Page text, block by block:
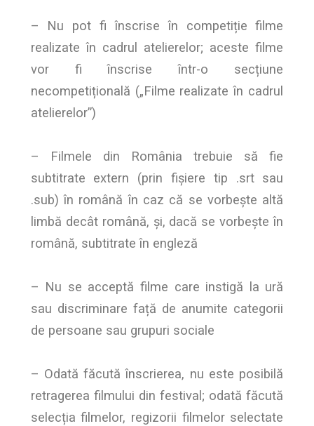
– Nu pot fi înscrise în competiție filme
realizate în cadrul atelierelor; aceste filme
vor fi înscrise într-o secțiune
necompetițională („Filme realizate în cadrul
atelierelor”)
– Filmele din România trebuie să fie
subtitrate extern (prin fișiere tip .srt sau
.sub) în română în caz că se vorbește altă
limbă decât română, și, dacă se vorbește în
română, subtitrate în engleză
– Nu se acceptă filme care instigă la ură
sau discriminare față de anumite categorii
de persoane sau grupuri sociale
– Odată făcută înscrierea, nu este posibilă
retragerea filmului din festival; odată făcută
selecția filmelor, regizorii filmelor selectate